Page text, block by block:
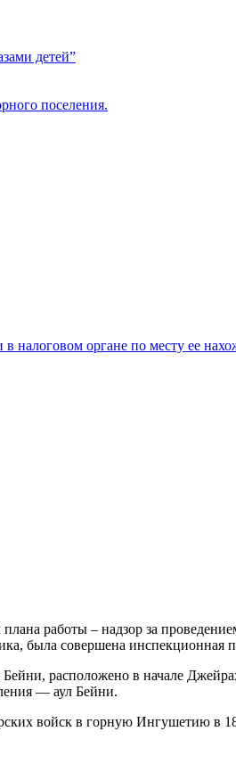
детей”
поселения.
налоговом органе по месту ее
работы – надзор за
была совершена
расположено в начале
— аул Бейни.
войск в горную Ингушетию в